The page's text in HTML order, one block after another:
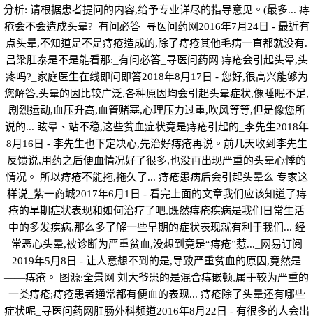
分析: 请根据患者提问的内容,给予专业详尽的指导意见。(最多... 痔
疮会不会造成头晕?_有问必答_寻医问药网2016年7月24日 - 最近有
点头晕,不知道是不是痔疮造成的,除了痔疮其他毛病一直都就没有.
吕梁肛泰是不是能看那:_有问必答_寻医问药网 痔疮会引起头晕,头
疼吗?_家庭医生在线即问即答2018年8月17日 - 您好,很高兴能够为
您解答,头晕的因比较广泛,各种原因均会引起头晕症状,像睡眠不足,
剧烈运动,血压升高,血管赌塞,心理压力过重,吹风等等,但是像您所
说的... 眩晕、站不稳,这些贫血症状竟是痔疮引起的_李先生2018年
8月16日 - 李先生也下定决心,先治好痔疮再说。前几天收到李先生
反馈说,用药之后便血情况好了很多,也没再出现严重的头晕心悸的
情况。 所以痔疮不能拖,拖久了... 痔疮患病后会引起头晕么 专家这
样说_紫一商城2017年6月1日 - 看完上面的文章我们应该知道了痔
疮的早期症状表现和如何治疗了吧,既然痔疮疾病是我们日常生活
中的多发疾病,那么多了解一些早期的症状表现就有利于我们... 经
常恶心头晕,被诊断为严重贫血,没想到竟是“痔疮”惹..._网易订阅
2019年5月8日 - 让人意想不到的是,导致严重贫血的原因,竟然是
——痔疮。 图源:全景网 刘大爷患的是混合痔嵌顿,属于较为严重的
一类痔疮;痔疮患者通常都有便血的表现... 痔疮除了头晕还有哪些
症状呢_寻医问药网肛肠外科频道2016年8月22日 - 有很多的人会出